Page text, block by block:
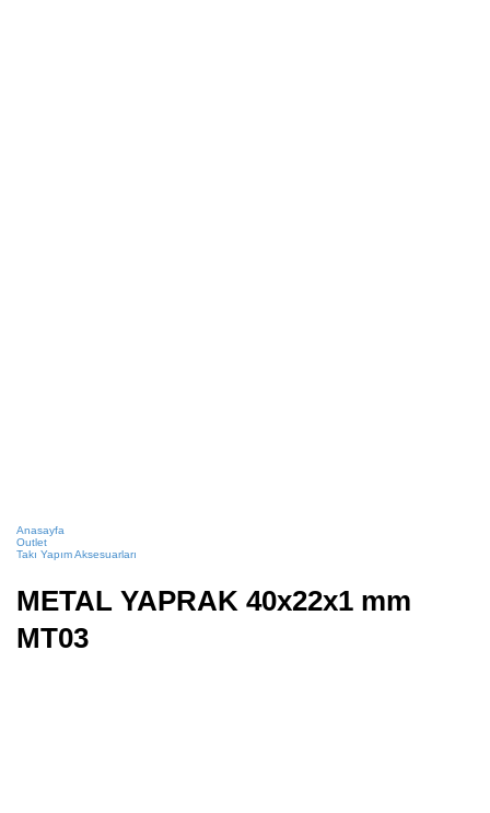
Anasayfa
Outlet
Takı Yapım Aksesuarları
METAL YAPRAK 40x22x1 mm
MT03